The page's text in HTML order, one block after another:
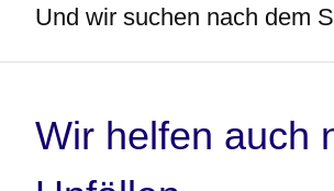
Und wir suchen nach dem
Wir helfen auch